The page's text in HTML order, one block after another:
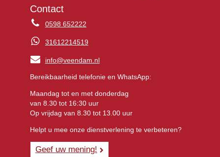
Contact
0598 652222
31612214519
info@veendam.nl
Bereikbaarheid telefonie en WhatsApp:
Maandag tot en met donderdag
van 8.30 tot 16:30 uur
Op vrijdag van 8.30 tot 13.00 uur
Helpt u mee onze dienstverlening te verbeteren?
Geef uw mening!